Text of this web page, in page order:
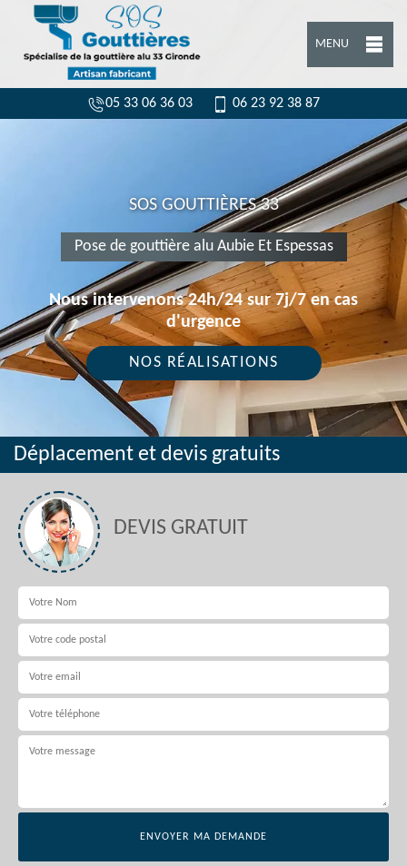
MENU
05 33 06 36 03 06 23 92 38 87
SOS GOUTTIÈRES 33
Pose de gouttière alu Aubie Et Espessas
Nous intervenons 24h/24 sur 7j/7 en cas
d'urgence
NOS RÉALISATIONS
Déplacement et devis gratuits
DEVIS GRATUIT